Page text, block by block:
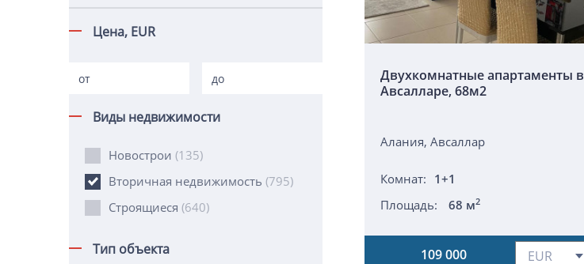
Цена, EUR
Виды недвижимости
Новострои (135)
Вторичная недвижимость (795)
Строящиеся (640)
Тип объекта
Двухкомнатные апартаменты в
Авсалларе, 68м2
Алания, Авсаллар
Комнат: 1+1
Площадь:
68 м2
109 000